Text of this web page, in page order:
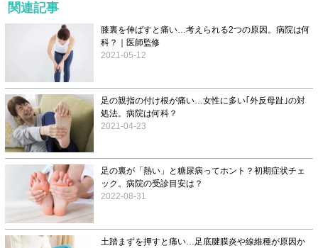
関連記事
膝裏を伸ばすと痛い…考えられる2つの原因。病院は何
科？｜医師監修
2021-05-12
足の親指の付け根が痛い…女性に多い｢外反母趾｣の対
処法。病院は何科？
2021-04-23
足の裏が「熱い」と糖尿病ってホント？初期症状チェ
ック。病院の受診目安は？
2022-08-31
土踏まずを押すと痛い…足底腱膜炎や線維種が原因か